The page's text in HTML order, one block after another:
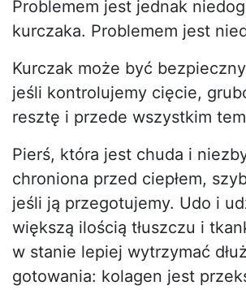
Problemem jest jednak
kurczaka. Problemem jest
Kurczak może być
jeśli kontrolujemy cięcie,
resztę i przede wszystkim
Pierś, która jest chuda i
chroniona przed ciepłem,
jeśli ją przegotujemy. Udo i
większą ilością tłuszczu i
w stanie lepiej wytrzymać
gotowania: kolagen jest